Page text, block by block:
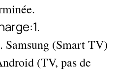
Samsung (Smart TV)
(TV, pas de